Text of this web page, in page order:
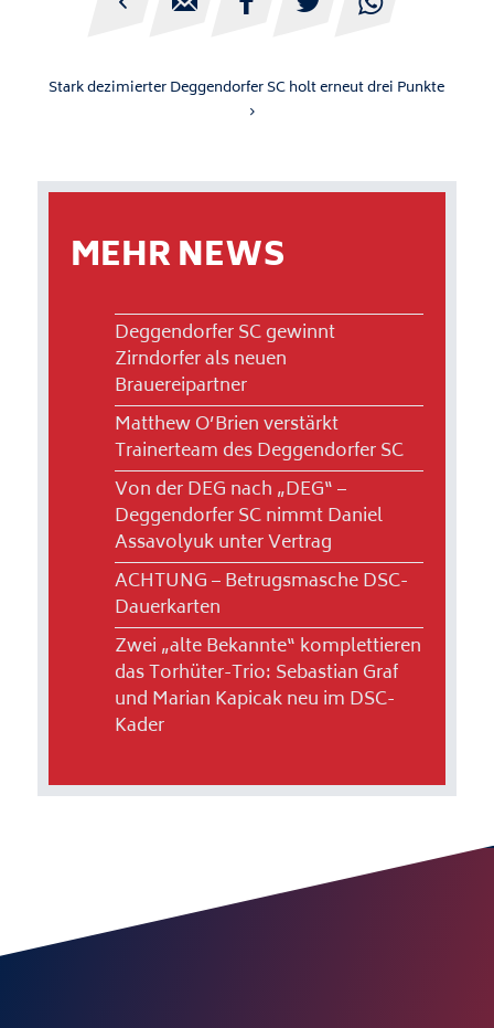
Stark dezimierter Deggendorfer SC holt erneut drei Punkte
MEHR NEWS
Deggendorfer SC gewinnt
Zirndorfer als neuen
Brauereipartner
Matthew O’Brien verstärkt
Trainerteam des Deggendorfer SC
Von der DEG nach „DEG“ –
Deggendorfer SC nimmt Daniel
Assavolyuk unter Vertrag
ACHTUNG – Betrugsmasche DSC-
Dauerkarten
Zwei „alte Bekannte“ komplettieren
das Torhüter-Trio: Sebastian Graf
und Marian Kapicak neu im DSC-
Kader